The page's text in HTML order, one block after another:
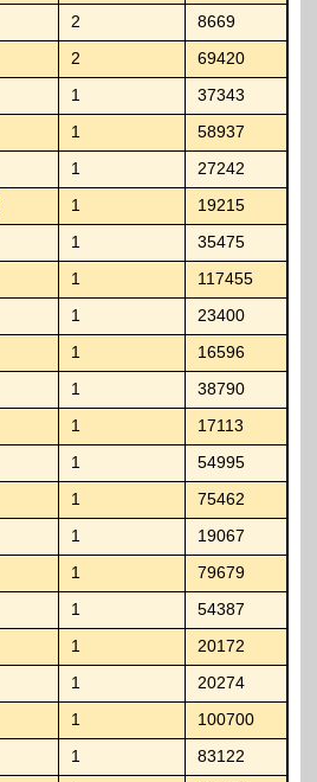
2 8669
2 69420
1 37343
1 58937
1 27242
1 19215
1 35475
1 117455
1 23400
1 16596
1 38790
1 17113
1 54995
1 75462
1 19067
1 79679
1 54387
1 20172
1 20274
1 100700
1 83122